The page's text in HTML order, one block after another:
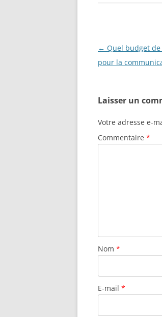
Navigation
des
← Quel budget
pour la
Laisser un
Votre adresse e-
Commentaire *
Nom *
E-mail *